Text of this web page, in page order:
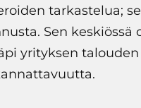
tarkastelua;
Sen keskiössä
yrityksen